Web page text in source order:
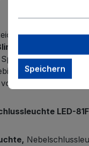
sich durch
getestet und nach
Baureihe
LED-
Speichern